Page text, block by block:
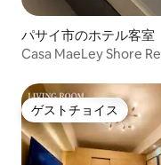
パサイ市のホテル客室
Casa MaeLey Shore
ゲストチョイス
ゲストチョイス